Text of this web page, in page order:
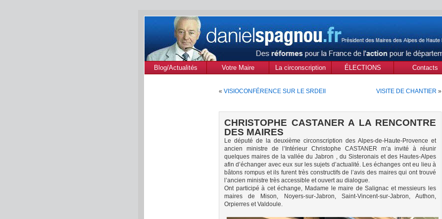
Blog/Actualités Votre Maire
La circonscription
Provence
ÉLECTIONS
Contacts
« VISIOCONFÉRENCE SUR LE SRDEII VISITE DE CHANTIER »
CHRISTOPHE CASTANER A LA RENCONTRE
DES MAIRES
Le député de la deuxième circonscription des Alpes-de-Haute-Provence et
ancien ministre de l’Intérieur Christophe CASTANER m’a invité à réunir
quelques maires de la vallée du Jabron , du Sisteronais et des Hautes-Alpes
afin d’échanger avec eux sur les sujets d’actualité. Les échanges ont eu lieu à
bâtons rompus et ils furent très constructifs de l’avis des maires qui ont trouvé
l’ancien ministre très accessible et ouvert au dialogue.
Ont participé à cet échange, Madame le maire de Salignac et messieurs les
maires de Mison, Noyers-sur-Jabron, Saint-Vincent-sur-Jabron, Authon,
Orpierres et Valdoule.